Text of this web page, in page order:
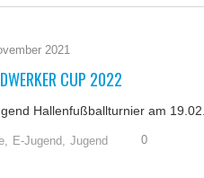
2021
CUP 2022
Hallenfußballturnier am
E-Jugend, Jugend 0